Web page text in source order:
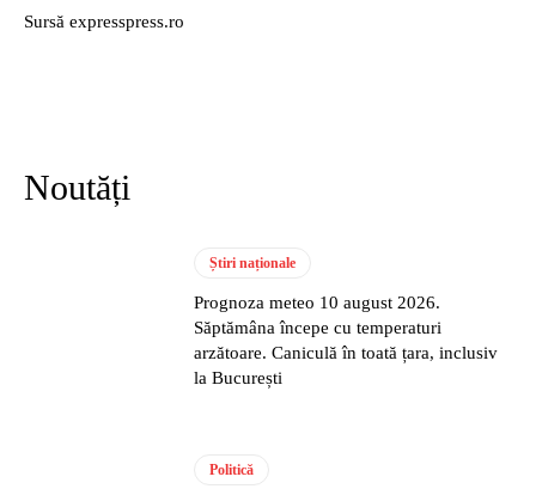
Sursă expresspress.ro
Noutăți
Știri naționale
Prognoza meteo 10 august 2026.
Săptămâna începe cu temperaturi
arzătoare. Caniculă în toată țara, inclusiv
la București
Politică